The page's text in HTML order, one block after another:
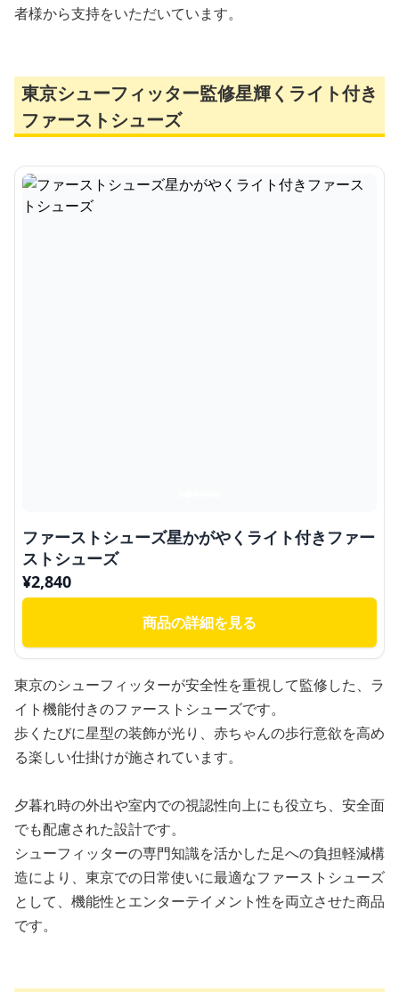
者様から支持をいただいています。
東京シューフィッター監修星輝くライト付き
ファーストシューズ
ファーストシューズ星かがやくライト付きファー
ストシューズ
¥2,840
商品の詳細を見る
東京のシューフィッターが安全性を重視して監修した、ラ
イト機能付きのファーストシューズです。
歩くたびに星型の装飾が光り、赤ちゃんの歩行意欲を高め
る楽しい仕掛けが施されています。
夕暮れ時の外出や室内での視認性向上にも役立ち、安全面
でも配慮された設計です。
シューフィッターの専門知識を活かした足への負担軽減構
造により、東京での日常使いに最適なファーストシューズ
として、機能性とエンターテイメント性を両立させた商品
です。